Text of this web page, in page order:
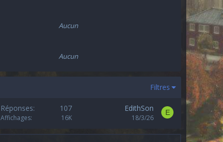
Aucun
Aucun
Filtres
Réponses 107
Affichages 16K
EdithSon
18/3/26
E